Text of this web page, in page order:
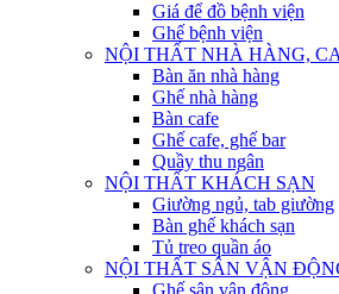
Giá để đồ bệnh viện
Ghế bệnh viện
NỘI THẤT NHÀ HÀNG,
Bàn ăn nhà hàng
Ghế nhà hàng
Bàn cafe
Ghế cafe, ghế bar
Quầy thu ngân
NỘI THẤT KHÁCH SẠN
Giường ngủ, tab giường
Bàn ghế khách sạn
Tủ treo quần áo
NỘI THẤT SÂN VẬN
Ghế sân vận động